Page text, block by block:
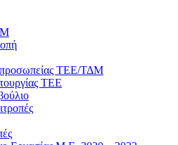
ΤΕΕ/ΤΔΜ
ΤΕΕ